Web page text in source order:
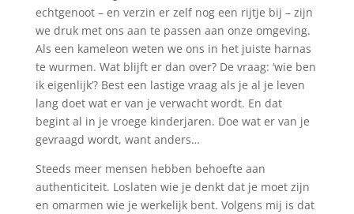
echtgenoot – en verzin er zelf nog een rijtje bij – zijn
we druk met ons aan te passen aan onze omgeving.
Als een kameleon weten we ons in het juiste harnas
te wurmen. Wat blijft er dan over? De vraag: ‘wie ben
ik eigenlijk’? Best een lastige vraag als je al je leven
lang doet wat er van je verwacht wordt. En dat
begint al in je vroege kinderjaren. Doe wat er van je
gevraagd wordt, want anders…
Steeds meer mensen hebben behoefte aan
authenticiteit. Loslaten wie je denkt dat je moet zijn
en omarmen wie je werkelijk bent. Volgens mij is dat